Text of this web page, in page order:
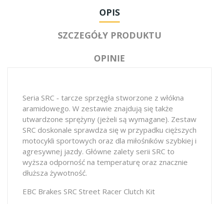
OPIS
SZCZEGÓŁY PRODUKTU
OPINIE
Seria SRC - tarcze sprzęgła stworzone z włókna
aramidowego. W zestawie znajdują się także
utwardzone sprężyny (jeżeli są wymagane). Zestaw
SRC doskonale sprawdza się w przypadku cięższych
motocykli sportowych oraz dla miłośników szybkiej i
agresywnej jazdy. Główne zalety serii SRC to
wyższa odporność na temperaturę oraz znacznie
dłuższa żywotność.
EBC Brakes SRC Street Racer Clutch Kit